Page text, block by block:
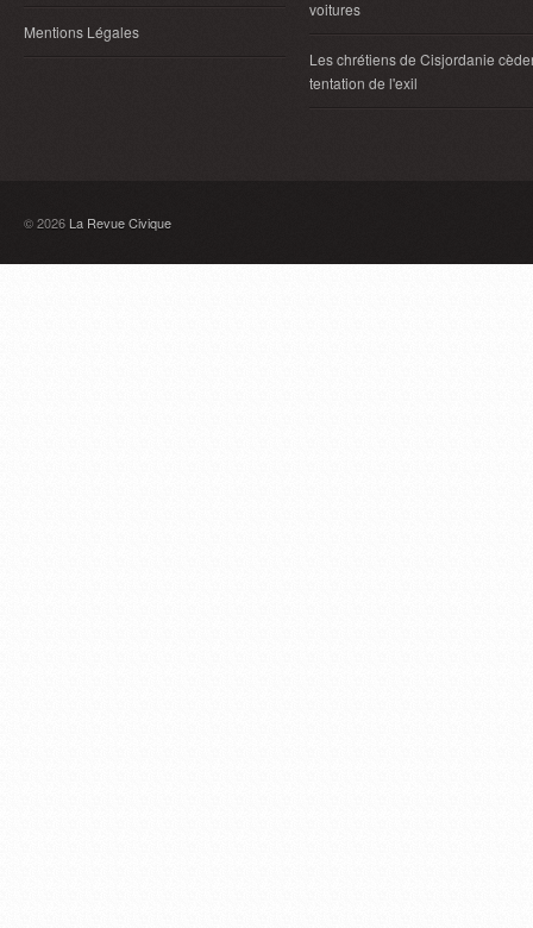
Mentions Légales
voitures
Les chrétiens de Cisjordanie
tentation de l'exil
© 2026 La Revue Civique